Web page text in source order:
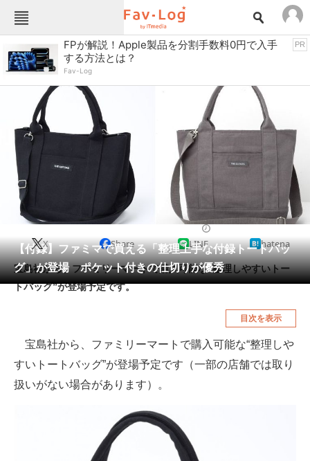
Fav-Logカテゴリー一覧
TOP
インテリア・収納 おもちゃ・ホビー
キッチン家電
キッチン用品 ゲーム
コンテンツ・サービス スイーツ・お菓子
スポーツ・レジャー スマホ・携帯電話
パソコン・タブレット ファッション
ペット 家電
工具・DIY 本・DVD・CD
釣り具・釣り用品
FPが解説！Apple製品を分割手数料0円で入手
する方法とは？
Fav-Log
PR
【付録】ファミマで買える「整理上手な付録トートバッ
グ」が登場 ポケット付きの仕切りが優秀
X Share LINE hatena
宝島社から、ファミリーマートで購入可能な“整理しやすいトー
トバッグ”が登場予定です。
目次を表示
宝島社から、ファミリーマートで購入可能な“整理しや
すいトートバッグ”が登場予定です（一部の店舗では取り
扱いがない場合があります）。